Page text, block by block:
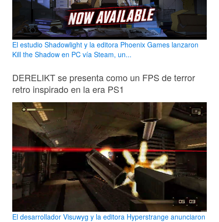
El estudio Shadowlight y la editora Phoenix Games lanzaron
Kill the Shadow en PC vía Steam, un...
DERELIKT se presenta como un FPS de terror
retro inspirado en la era PS1
El desarrollador Visuwyg y la editora Hyperstrange anunciaron